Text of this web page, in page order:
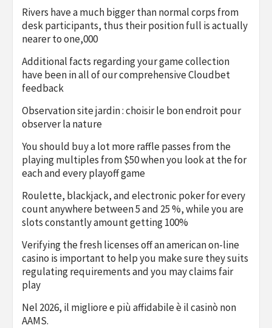
Rivers have a much bigger than normal corps from
desk participants, thus their position full is actually
nearer to one,000
Additional facts regarding your game collection
have been in all of our comprehensive Cloudbet
feedback
Observation site jardin : choisir le bon endroit pour
observer la nature
You should buy a lot more raffle passes from the
playing multiples from $50 when you look at the for
each and every playoff game
Roulette, blackjack, and electronic poker for every
count anywhere between 5 and 25 %, while you are
slots constantly amount getting 100%
Verifying the fresh licenses off an american on-line
casino is important to help you make sure they suits
regulating requirements and you may claims fair
play
Nel 2026, il migliore e più affidabile è il casinò non
AAMS.